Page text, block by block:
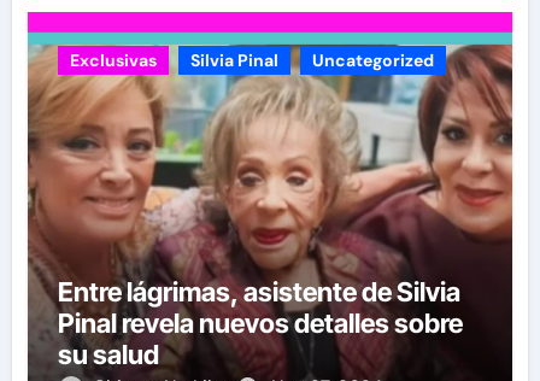
Exclusivas Silvia Pinal Uncategorized
Entre lágrimas, asistente de Silvia
Pinal revela nuevos detalles sobre
su salud